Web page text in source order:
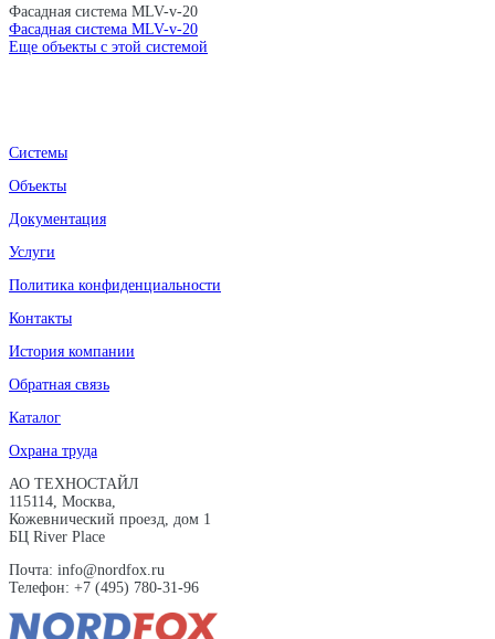
Фасадная система MLV-v-20
Фасадная система MLV-v-20
Еще объекты с этой системой
Системы
Объекты
Документация
Услуги
Политика конфиденциальности
Контакты
История компании
Обратная связь
Каталог
Охрана труда
АО ТЕХНОСТАЙЛ
115114, Москва,
Кожевнический проезд, дом 1
БЦ River Place
Почта: info@nordfox.ru
Телефон: +7 (495) 780-31-96